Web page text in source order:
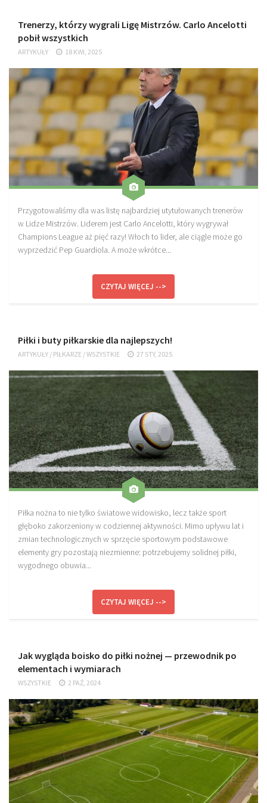
Trenerzy, którzy wygrali Ligę Mistrzów. Carlo Ancelotti
pobił wszystkich
ARTYKUŁY 18 KWI, 2025
Przygotowaliśmy dla was listę najbardziej utytułowanych trenerów
w Lidze Mistrzów. Liderem jest Carlo Ancelotti, który wygrywał
Champions League aż pięć razy! Włoch to lider, ale ciągle może go
wyprzedzić Pep Guardiola. A może wkrótce...
CZYTAJ WIĘCEJ -->
Piłki i buty piłkarskie dla najlepszych!
ARTYKUŁY / PIŁKARZE /WSZYSTKIE 27 STY, 2025
Piłka nożna to nie tylko światowe widowisko, lecz także sport
głęboko zakorzeniony w codziennej aktywności. Mimo upływu lat i
zmian technologicznych w sprzęcie sportowym podstawowe
elementy gry pozostają niezmienne: potrzebujemy solidnej piłki,
wygodnego obuwia...
CZYTAJ WIĘCEJ -->
Jak wygląda boisko do piłki nożnej — przewodnik po
elementach i wymiarach
WSZYSTKIE 2 PAŹ, 2024